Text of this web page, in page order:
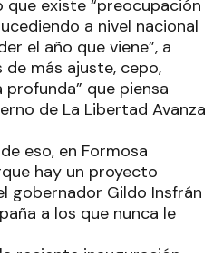
existe “preocupación
a nivel nacional
el año que viene”, a
más ajuste, cepo,
que piensa
de La Libertad Avanza
eso, en Formosa
hay un proyecto
gobernador Gildo Insfrán
a los que nunca le